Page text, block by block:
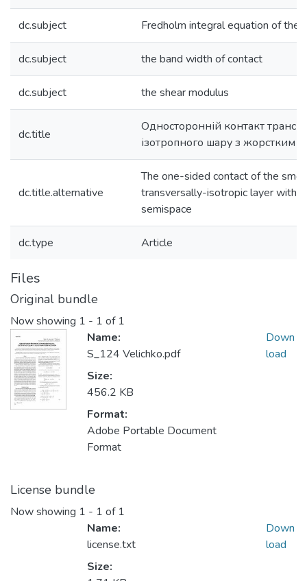
dc.subject Fredholm integral equation of the
dc.subject the band width of contact
dc.subject the shear modulus
dc.title
Односторонній контакт
ізотропного шару з жорстким
dc.title.alternative
The one-sided contact of the
transversally-isotropic layer with
semispace
dc.type Article
Files
Original bundle
Now showing 1 - 1 of 1
Name:
S_124 Velichko.pdf
Size:
456.2 KB
Format:
Adobe Portable Document
Format
Down
load
License bundle
Now showing 1 - 1 of 1
Name:
license.txt
Size:
Down
load